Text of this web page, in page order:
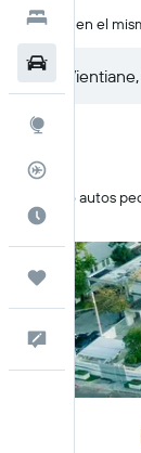
Hoteles
Trips
Entrega en el
Solo autos